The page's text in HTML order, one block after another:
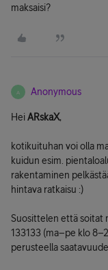
maksaisi?
A Anonymous
HeiARskaX,
kotikuituhan voi olla
kuidun esim.
rakentaminen
hintava ratkaisu :)
Suosittelen että soitat
133133 (ma–pe klo
perusteella